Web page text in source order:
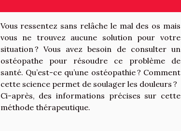
Vous ressentez sans relâche le mal des os mais
vous ne trouvez aucune solution pour votre
situation ? Vous avez besoin de consulter un
ostéopathe pour résoudre ce problème de
santé. Qu’est-ce qu’une ostéopathie ? Comment
cette science permet de soulager les douleurs ?
Ci-après, des informations précises sur cette
méthode thérapeutique.